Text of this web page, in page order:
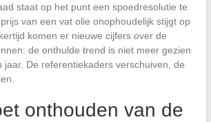
staat op het punt een spoedresolutie te
van een vat olie onophoudelijk stijgt op
komen er nieuwe cijfers over de
de onthulde trend is niet meer gezien
jaar. De referentiekaders verschuiven, de
onthouden van de